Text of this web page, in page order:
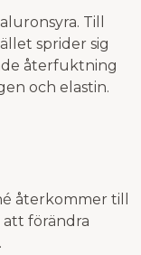
Till
sprider sig
återfuktning
och elastin.
återkommer till
förändra